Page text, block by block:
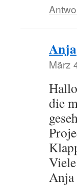
Anja
März
die
Anja